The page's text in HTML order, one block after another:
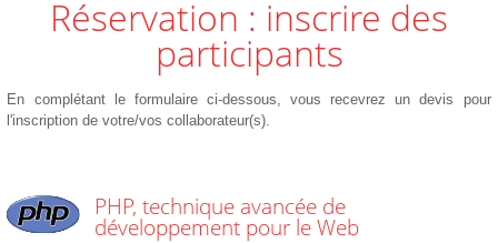
Réservation : inscrire des
participants
En complétant le formulaire ci-dessous, vous recevrez un devis pour
l'inscription de votre/vos collaborateur(s).
PHP, technique avancée de
développement pour le Web